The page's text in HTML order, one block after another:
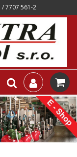
/ 7707 561-2